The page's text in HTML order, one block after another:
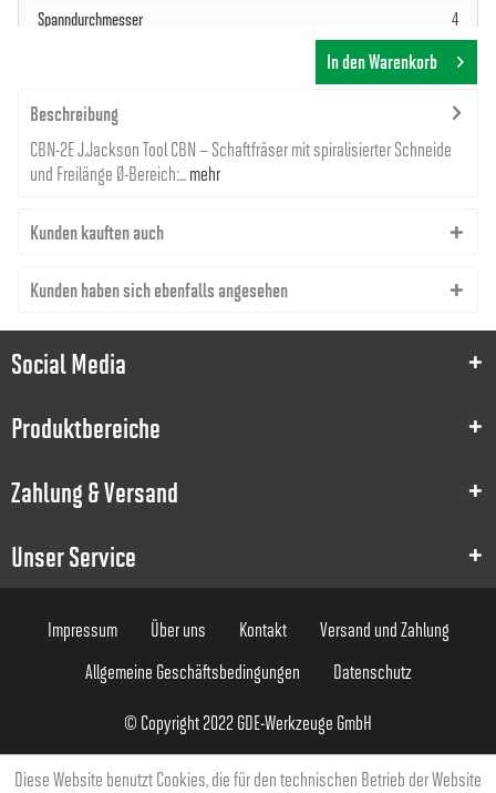
4
277,93 €
0.3
0.3
In den Warenkorb
Beschreibung
CBN-2E J.Jackson Tool CBN – Schaftfräser mit spiralisierter Schneide
und Freilänge Ø-Bereich:...mehr
Kunden kauften auch
Kunden haben sich ebenfalls angesehen
Social Media
Produktbereiche
Zahlung & Versand
Unser Service
Impressum Über uns Kontakt
Versand und Zahlung
Allgemeine Geschäftsbedingungen
Datenschutz
© Copyright 2022 GDE-Werkzeuge GmbH
Diese Website benutzt Cookies, die für den technischen Betrieb der Website